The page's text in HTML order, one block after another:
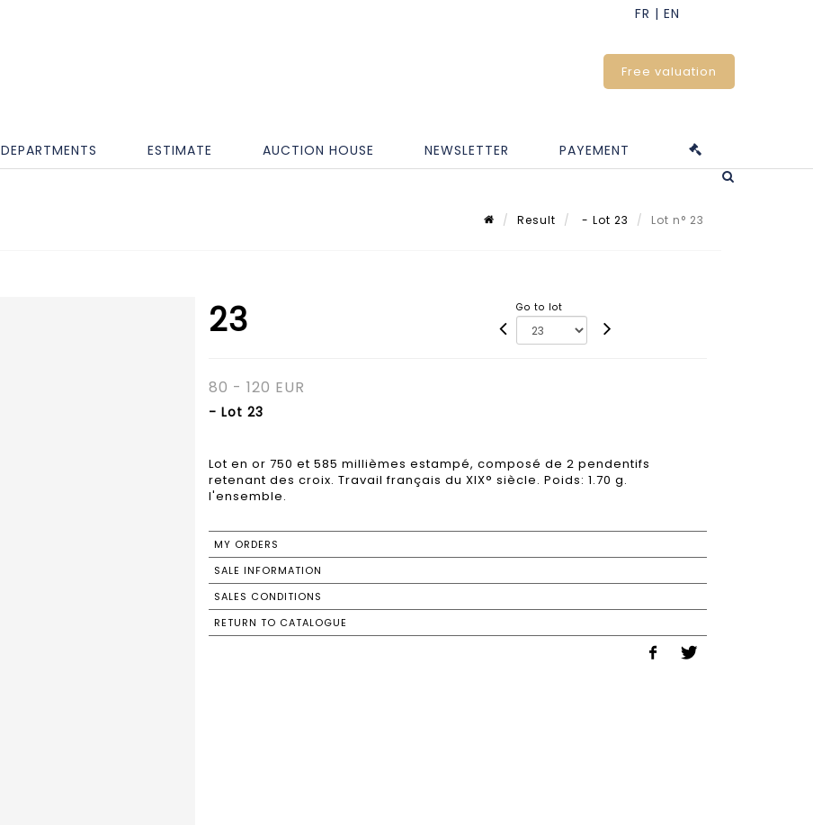
Free valuation
DEPARTMENTS ESTIMATE AUCTION HOUSE NEWSLETTER PAYEMENT
Result - Lot 23 Lot n° 23
23 Go to lot
80 - 120 EUR
- Lot 23
Lot en or 750 et 585 millièmes estampé, composé de 2 pendentifs
retenant des croix. Travail français du XIX° siècle. Poids: 1.70 g.
MY ORDERS
SALE INFORMATION
SALES CONDITIONS
RETURN TO CATALOGUE